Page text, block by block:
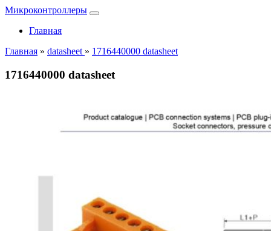
Микроконтроллеры
Главная
Главная » datasheet » 1716440000 datasheet
1716440000 datasheet